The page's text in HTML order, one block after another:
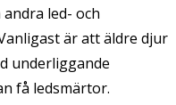
led- och
är att äldre djur
underliggande
få ledsmärtor.